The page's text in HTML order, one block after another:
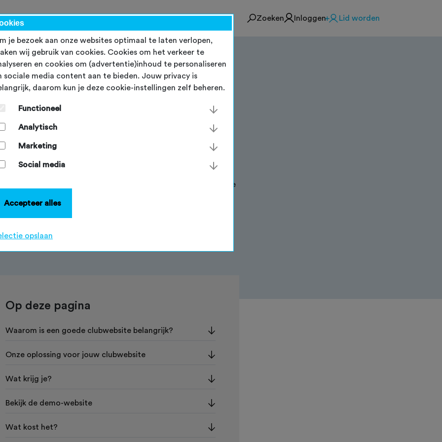
Lid worden
Inloggen
Zoeken
moderne website voor
fietsvereniging
de helft van de potentiële leden begint de zoektocht bij de
visitekaartje is. Via de NTFU kun je voordelig een strakke
Op deze pagina
Waarom is een goede clubwebsite belangrijk?
Onze oplossing voor jouw clubwebsite
Wat krijg je?
Bekijk de demo-website
Wat kost het?
je bezoek aan onze websites optimaal te laten verlopen,
wij gebruik van cookies. Cookies om het verkeer te
en cookies om (advertentie)inhoud te personaliseren
sociale media content aan te bieden. Jouw privacy is
daarom kun je deze cookie-instellingen zelf beheren.
Functioneel
Analytisch
Marketing
Social media
Accepteer alles
opslaan